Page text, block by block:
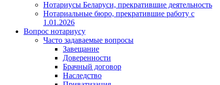
Нотариусы Беларуси, прекратившие деятельность
Нотариальные бюро, прекратившие работу с
1.01.2026
Вопрос нотариусу
Часто задаваемые вопросы
Завещание
Доверенности
Брачный договор
Наследство